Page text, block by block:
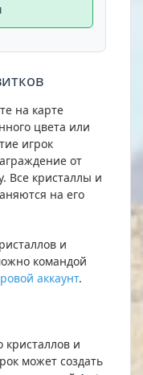
на карте
цвета или
игрок
от
Все кристаллы и
на его
и
командой
аккаунт.
кристаллов и
может создать